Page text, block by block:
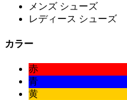
メンズ シューズ
レディース シューズ
カラー
赤
青
黄